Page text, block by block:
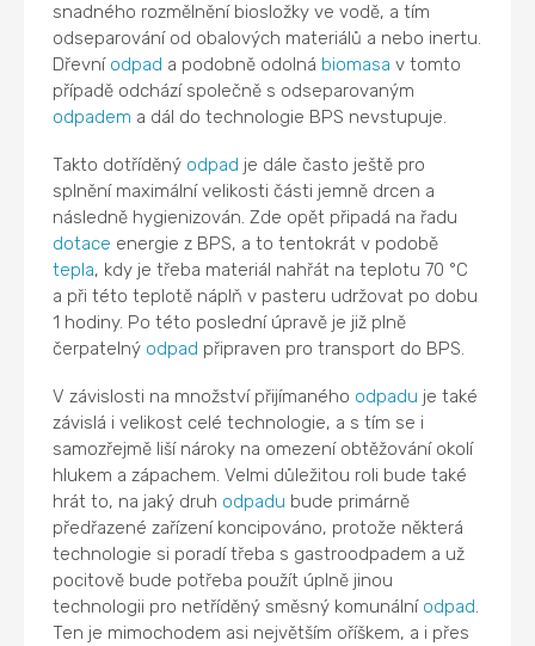
snadného rozmělnění biosložky ve vodě, a tím
odseparování od obalových materiálů a nebo inertu.
Dřevní odpad a podobně odolná biomasa v tomto
případě odchází společně s odseparovaným
odpadem a dál do technologie BPS nevstupuje.
Takto dotříděný odpad je dále často ještě pro
splnění maximální velikosti části jemně drcen a
následně hygienizován. Zde opět připadá na řadu
dotace energie z BPS, a to tentokrát v podobě
tepla, kdy je třeba materiál nahřát na teplotu 70 °C
a při této teplotě náplň v pasteru udržovat po dobu
1 hodiny. Po této poslední úpravě je již plně
čerpatelný odpad připraven pro transport do BPS.
V závislosti na množství přijímaného odpadu je také
závislá i velikost celé technologie, a s tím se i
samozřejmě liší nároky na omezení obtěžování okolí
hlukem a zápachem. Velmi důležitou roli bude také
hrát to, na jaký druh odpadu bude primárně
předřazené zařízení koncipováno, protože některá
technologie si poradí třeba s gastroodpadem a už
pocitově bude potřeba použít úplně jinou
technologii pro netříděný směsný komunální odpad.
Ten je mimochodem asi největším oříškem, a i přes